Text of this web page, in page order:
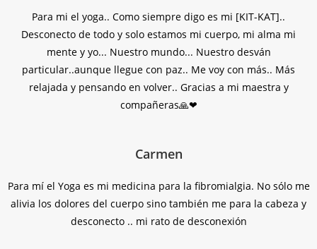
Para mi el yoga.. Como siempre digo es mi [KIT-KAT]..
Desconecto de todo y solo estamos mi cuerpo, mi alma mi
mente y yo... Nuestro mundo... Nuestro desván
particular..aunque llegue con paz.. Me voy con más.. Más
relajada y pensando en volver.. Gracias a mi maestra y
compañeras🙏❤
Carmen
Para mí el Yoga es mi medicina para la fibromialgia. No sólo me
alivia los dolores del cuerpo sino también me para la cabeza y
desconecto .. mi rato de desconexión